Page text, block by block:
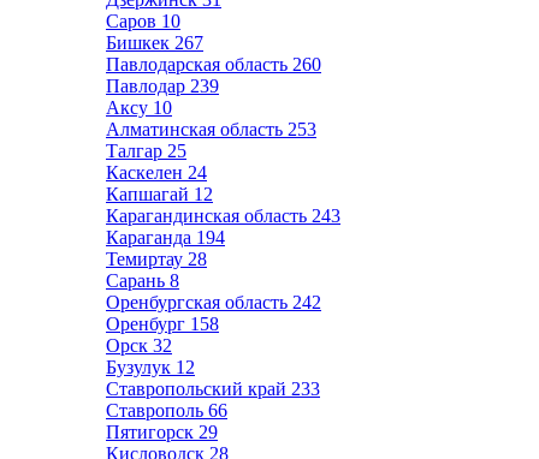
Саров 10
Бишкек 267
Павлодарская область 260
Павлодар 239
Аксу 10
Алматинская область 253
Талгар 25
Каскелен 24
Капшагай 12
Карагандинская область 243
Караганда 194
Темиртау 28
Сарань 8
Оренбургская область 242
Оренбург 158
Орск 32
Бузулук 12
Ставропольский край 233
Ставрополь 66
Пятигорск 29
Кисловодск 28